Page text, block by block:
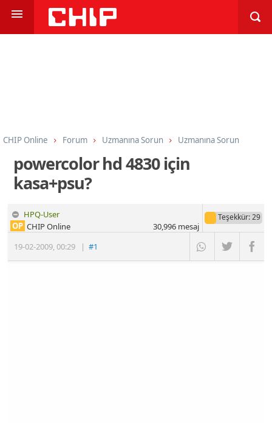
CHIP Online Forum Uzmanına Sorun Uzmanına Sorun
powercolor hd 4830 için
kasa+psu?
HPQ-User
19-02-2009,00:29 |#1
OP CHIP Online
Teşekkür: 29
30,996mesaj